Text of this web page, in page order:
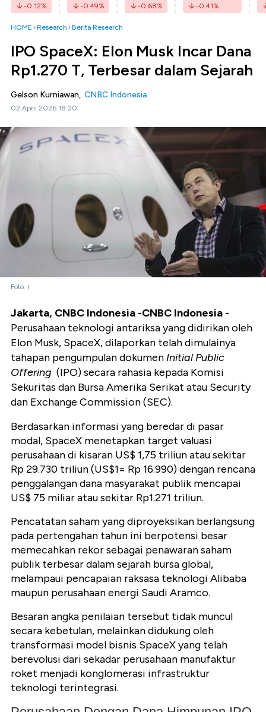
-0.12% -0.49% -0.68% -0.41%
HOME Research Berita Research
IPO SpaceX: Elon Musk Incar Dana
Rp1.270 T, Terbesar dalam Sejarah
Gelson Kurniawan, CNBC Indonesia
02 April 2026 18:20
Foto: r
Jakarta, CNBC Indonesia -CNBC Indonesia -
Perusahaan teknologi antariksa yang didirikan oleh
Elon Musk, SpaceX, dilaporkan telah dimulainya
tahapan pengumpulan dokumen Initial Public
Offering (IPO) secara rahasia kepada Komisi
Sekuritas dan Bursa Amerika Serikat atau Security
dan Exchange Commission (SEC).
Berdasarkan informasi yang beredar di pasar
modal, SpaceX menetapkan target valuasi
perusahaan di kisaran US$ 1,75 triliun atau sekitar
Rp 29.730 triliun (US$1= Rp 16.990) dengan rencana
penggalangan dana masyarakat publik mencapai
US$ 75 miliar atau sekitar Rp1.271 triliun.
Pencatatan saham yang diproyeksikan berlangsung
pada pertengahan tahun ini berpotensi besar
memecahkan rekor sebagai penawaran saham
publik terbesar dalam sejarah bursa global,
melampaui pencapaian raksasa teknologi Alibaba
maupun perusahaan energi Saudi Aramco.
Besaran angka penilaian tersebut tidak muncul
secara kebetulan, melainkan didukung oleh
transformasi model bisnis SpaceX yang telah
berevolusi dari sekadar perusahaan manufaktur
roket menjadi konglomerasi infrastruktur
teknologi terintegrasi.